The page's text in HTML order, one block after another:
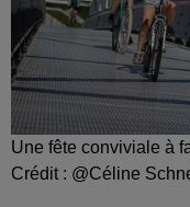
Une fête conviviale à
Crédit : @Céline